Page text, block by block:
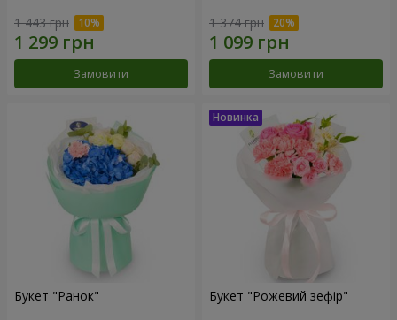
1 443 грн
Замовити
1 374 грн
Замовити
Букет "Ранок" Букет "Рожевий зефір"